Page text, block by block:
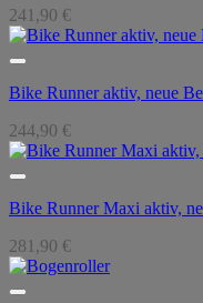
241,90 €
Bike Runner aktiv, neue
244,90 €
Bike Runner Maxi aktiv,
281,90 €